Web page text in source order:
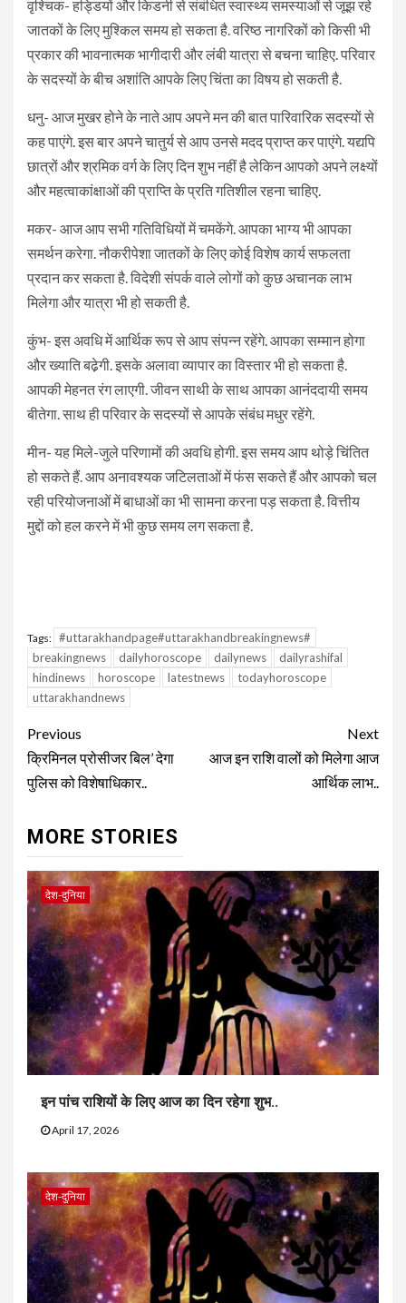
वृश्चिक- हड्डियों और किडनी से संबंधित स्वास्थ्य समस्याओं से जूझ रहे
जातकों के लिए मुश्किल समय हो सकता है. वरिष्ठ नागरिकों को किसी भी
प्रकार की भावनात्मक भागीदारी और लंबी यात्रा से बचना चाहिए. परिवार
के सदस्यों के बीच अशांति आपके लिए चिंता का विषय हो सकती है.
धनु- आज मुखर होने के नाते आप अपने मन की बात पारिवारिक सदस्यों से
कह पाएंगे. इस बार अपने चातुर्य से आप उनसे मदद प्राप्त कर पाएंगे. यद्यपि
छात्रों और श्रमिक वर्ग के लिए दिन शुभ नहीं है लेकिन आपको अपने लक्ष्यों
और महत्वाकांक्षाओं की प्राप्ति के प्रति गतिशील रहना चाहिए.
मकर- आज आप सभी गतिविधियों में चमकेंगे. आपका भाग्य भी आपका
समर्थन करेगा. नौकरीपेशा जातकों के लिए कोई विशेष कार्य सफलता
प्रदान कर सकता है. विदेशी संपर्क वाले लोगों को कुछ अचानक लाभ
मिलेगा और यात्रा भी हो सकती है.
कुंभ- इस अवधि में आर्थिक रूप से आप संपन्न रहेंगे. आपका सम्मान होगा
और ख्याति बढे़गी. इसके अलावा व्यापार का विस्तार भी हो सकता है.
आपकी मेहनत रंग लाएगी. जीवन साथी के साथ आपका आनंददायी समय
बीतेगा. साथ ही परिवार के सदस्यों से आपके संबंध मधुर रहेंगे.
मीन- यह म‍िले-जुले परिणामों की अवधि होगी. इस समय आप थोड़े चिंतित
हो सकते हैं. आप अनावश्यक जटिलताओं में फंस सकते हैं और आपको चल
रही परियोजनाओं में बाधाओं का भी सामना करना पड़ सकता है. वित्तीय
मुद्दों को हल करने में भी कुछ समय लग सकता है.
Tags: #uttarakhandpage#uttarakhandbreakingnews#
breakingnews
dailyhoroscope dailynews
dailyrashifal
hindinews
horoscope latestnews
todayhoroscope
uttarakhandnews
Continue
Reading
Previous
क्रिमिनल प्रोसीजर बिल’ देगा
पुलिस को विशेषाधिकार..
Next
आज इन राशि वालों को मिलेगा आज
आर्थिक लाभ..
MORE STORIES
देश-दुनिया
इन पांच राशियों के लिए आज का दिन रहेगा शुभ..
April 17, 2026
देश-दुनिया